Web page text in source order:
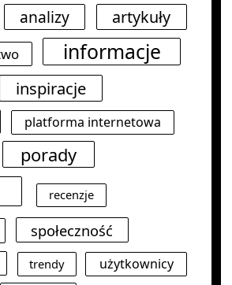
analizy artykuły
informacje
inspiracje
platforma internetowa
porady
recenzje
społeczność
trendy
użytkownicy